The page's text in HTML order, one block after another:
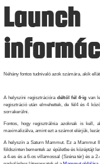
Néhány fontos tudnivaló azok számára, akik
A helyszíni regisztrációra déltől fél 4-ig van
regisztráció után elmehettek, de fél4 és 4
sorrakerülni.
Fontos, hogy regisztrálnia azoknak is kell,
maximalizálva, amint ezt a számot elérjük,
A helyszín a Saturn Mammut. Ez a Mammut
földszinten bementek az épületbe és középtájt
a 4-es és a 6-os villamossal (Széna tér) és a